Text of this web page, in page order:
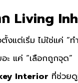
Living
งแต่เริ่ม ไม่ใช่แค่ “ทำ
ะ แค่ “เลือกถูกจุด”
Interior ที่ช่วย